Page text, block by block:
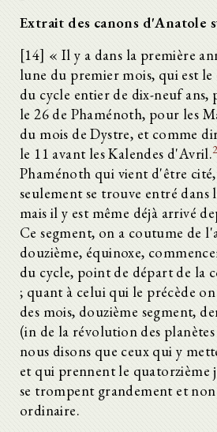
Extrait des canons d'Anatole
[14] « Il y a dans la première
lune du premier mois, qui est
du cycle entier de dix-neuf ans,
le 26 de Phaménoth, pour les
du mois de Dystre, et comme
le 11 avant les Kalendes d'Avril.2
Phaménoth qui vient d'être
seulement se trouve entré dans
mais il y est même déjà arrivé
Ce segment, on a coutume de
douzième, équinoxe,
du cycle, point de départ de la
; quant à celui qui le précède
des mois, douzième segment,
(in de la révolution des
nous disons que ceux qui y
et qui prennent le quatorzième
se trompent grandement et
ordinaire.